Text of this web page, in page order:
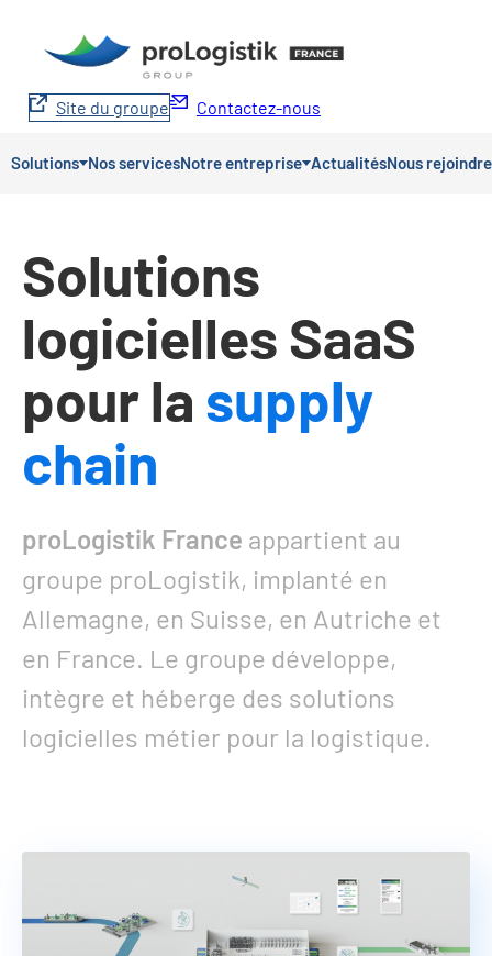
Site du groupe
Contactez-nous
Solutions Nos servicesNotre entreprise ActualitésNous rejoindre
Solutions
logicielles SaaS
pour la supply
chain
proLogistik France appartient au
groupe proLogistik, implanté en
Allemagne, en Suisse, en Autriche et
en France. Le groupe développe,
intègre et héberge des solutions
logicielles métier pour la logistique.